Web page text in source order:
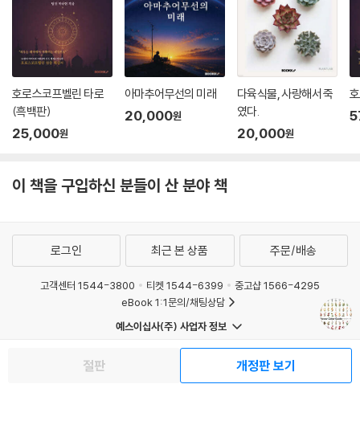
호로스코프벨린 타로
(흑백판)
25,000원
아마추어무선의 미래
20,000원
다육식물, 사랑해서 죽
였다.
20,000원
이 책을 구입하신 분들이 산 분야 책
절판 개정판 보기
로그인 최근 본 상품 주문/배송
고객센터 1544-3800 티켓 1544-6399
중고샵 1566-4295
eBook 1:1문의/채팅상담
예스이십사(주) 사업자 정보
개인정보처리방침
청소년보호정책
PC버전
거래처관계자께
도서홍보
광고